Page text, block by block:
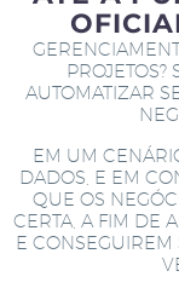
PROJETOS?
AUTOMATIZAR
EM UM
DADOS, E EM
QUE OS
CERTA, A FIM DE
E CONSEGUIREM